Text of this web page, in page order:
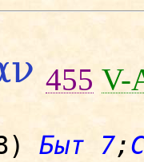
455 V-
Быт 7;